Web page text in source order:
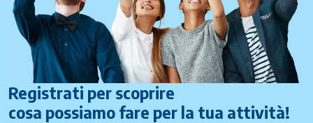
Registrati per scoprire
cosa possiamo fare per la tua attività!